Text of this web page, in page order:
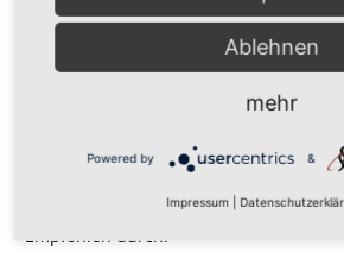
Empfohlen durch:
Ablehnen
mehr
Powered by &
Impressum